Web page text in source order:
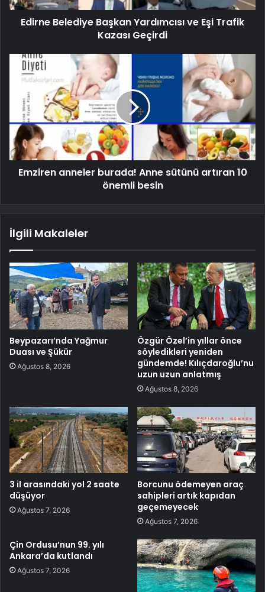
Edirne Belediye Başkan Yardımcısı ve Eşi Trafik
Kazası Geçirdi
Emziren anneler burada! Anne sütünü artıran 10
önemli besin
İlgili Makaleler
Beypazarı’nda Yağmur
Duası ve Şükür
Ağustos 8, 2026
Özgür Özel’in yıllar önce
söyledikleri yeniden
gündemde! Kılıçdaroğlu’nu
uzun uzun anlatmış
Ağustos 8, 2026
3 il arasındaki yol 2 saate
düşüyor
Ağustos 7, 2026
Borcunu ödemeyen araç
sahipleri artık kapıdan
geçemeyecek
Ağustos 7, 2026
Çin Ordusu’nun 99. yılı
Ankara’da kutlandı
Ağustos 7, 2026